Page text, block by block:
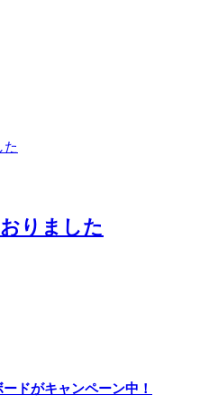
りました
ドがキャンペーン中！